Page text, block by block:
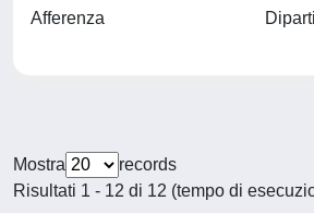
Afferenza
Mostra
records
Risultati 1 - 12 di 12 (tempo di